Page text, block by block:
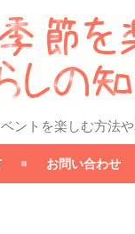
ントを楽しむ方法
お問い合わせ